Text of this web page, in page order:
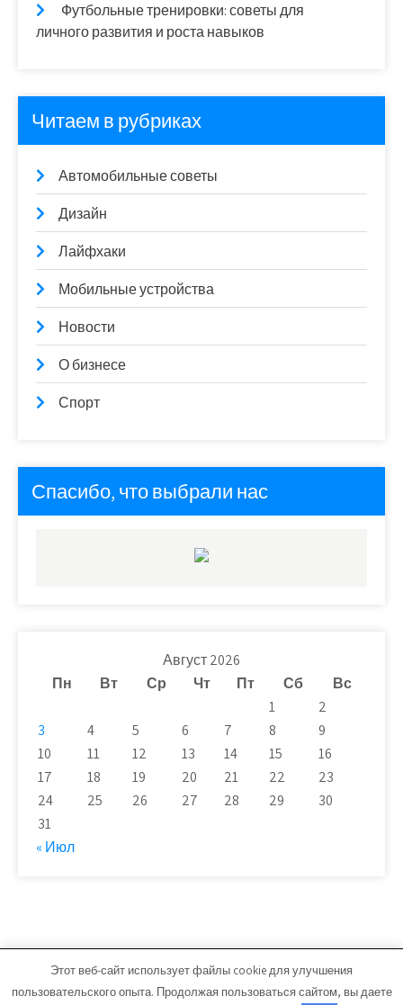
Футбольные тренировки: советы для
личного развития и роста навыков
Читаем в рубриках
Автомобильные советы
Дизайн
Лайфхаки
Мобильные устройства
Новости
О бизнесе
Спорт
Спасибо, что выбрали нас
Август 2026
Пн
Вт Ср Чт Пт Сб
Вс
1
2
3
4 5 6 7 8
9
10
11 12 13 14 15
16
17
18 19 20 21 22
23
24
25 26 27 28 29
30
31
« Июл
novaya-moskwa.ru - Работает на WordPress
Этот веб-сайт использует файлы cookie для улучшения
пользовательского опыта. Продолжая пользоваться сайтом, вы даете